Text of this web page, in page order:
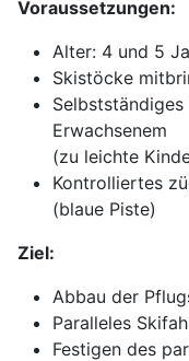
Voraussetzungen:
Alter: 4 und 5
Skistöcke
Erwachsenem
(zu leichte
Kontrolliertes
(blaue Piste)
Ziel:
Abbau der
Paralleles
Festigen des